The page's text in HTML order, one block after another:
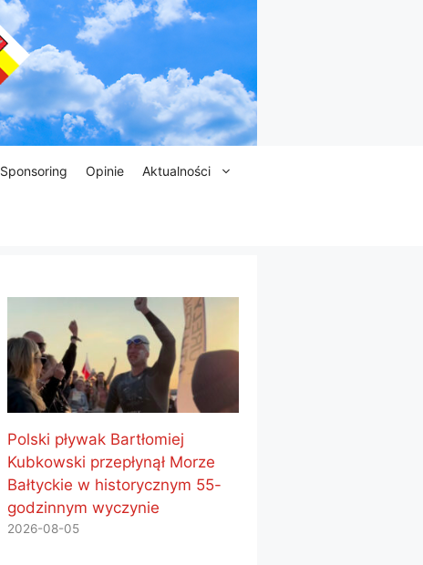
Sponsoring Opinie Aktualności
Polski pływak Bartłomiej
Kubkowski przepłynął Morze
Bałtyckie w historycznym 55-
godzinnym wyczynie
2026-08-05